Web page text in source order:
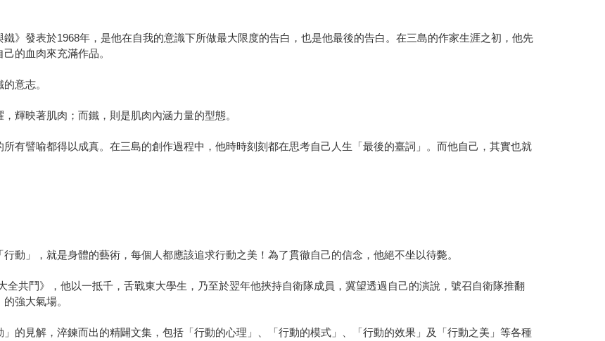
》發表於1968年，是他在自我的意識下所做最大限度的告白，也是他最後的告白。在三島的作家生涯之初，他先
的血肉來充滿作品。
意志。
輝映著肌肉；而鐵，則是肌肉內涵力量的型態。
有譬喻都得以成真。在三島的創作過程中，他時時刻刻都在思考自己人生「最後的臺詞」。而他自己，其實也就
動」，就是身體的藝術，每個人都應該追求行動之美！為了貫徹自己的信念，他絕不坐以待斃。
共鬥》，他以一抵千，舌戰東大學生，乃至於翌年他挾持自衛隊成員，冀望透過自己的演說，號召自衛隊推翻
強大氣場。
的見解，淬鍊而出的精闢文集，包括「行動的心理」、「行動的模式」、「行動的效果」及「行動之美」等各種